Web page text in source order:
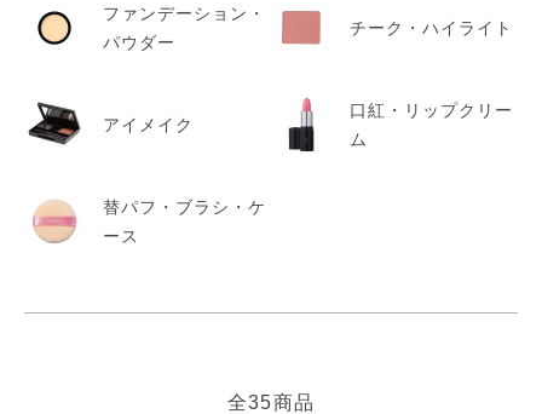
と書いてあるのが代表的なシリコーンのことです。
もないし、またスポーツをした時などにはとても便利だと思いま
す。しかし、シリコーンに限らず「ワックスがけ１年不要」とい
品に多く配合して、もっと崩れにくくしたものだと、今度は、お
家に帰ってから落とすのが大変です。より強い洗浄剤を使わなけ
ファンデーション・
パウダー
チーク・ハイライト
アイメイク
口紅・リップクリー
ム
替パフ・ブラシ・ケ
ース
全35商品